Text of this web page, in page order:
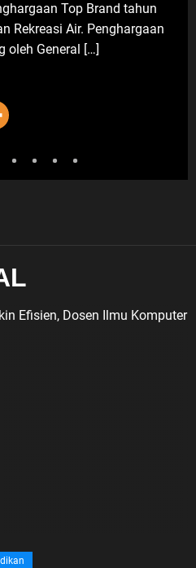
Apresiasi Kepedulian
Nurachadiana terhadap
Kabupaten Bekasi: Bukti
Pengabdian yang Nyata untuk
Top Brand tahun
Rekreasi Air. Penghargaan
oleh General […]